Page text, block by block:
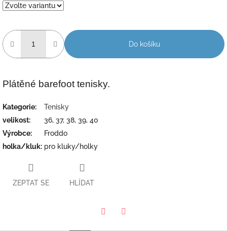
cena:
Do košíku
Plátěné barefoot tenisky.
Kategorie:
Tenisky
velikost:
36, 37, 38, 39, 40
Výrobce:
Froddo
holka/kluk: pro kluky/holky
ZEPTAT SE HLÍDAT